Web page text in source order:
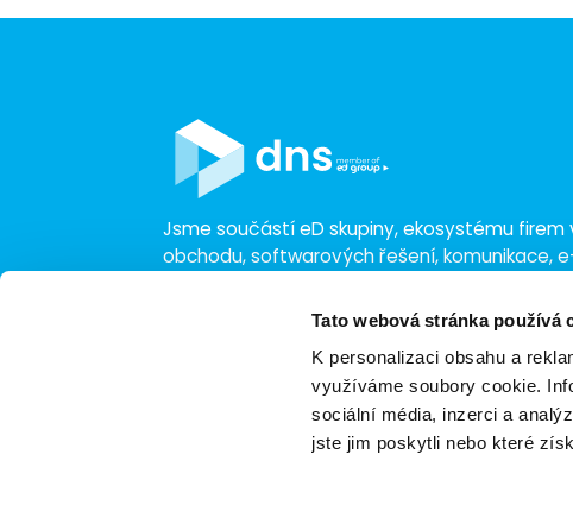
Tato webová stránka používá
K personalizaci obsahu a
využíváme soubory cookie.
sociální média, inzerci a
jste jim poskytli nebo které
Jsme součástí eD skupiny, ekosystému firem
obchodu, softwarových řešení, komunikace,
a tržbami přesahujícími 16 miliard.